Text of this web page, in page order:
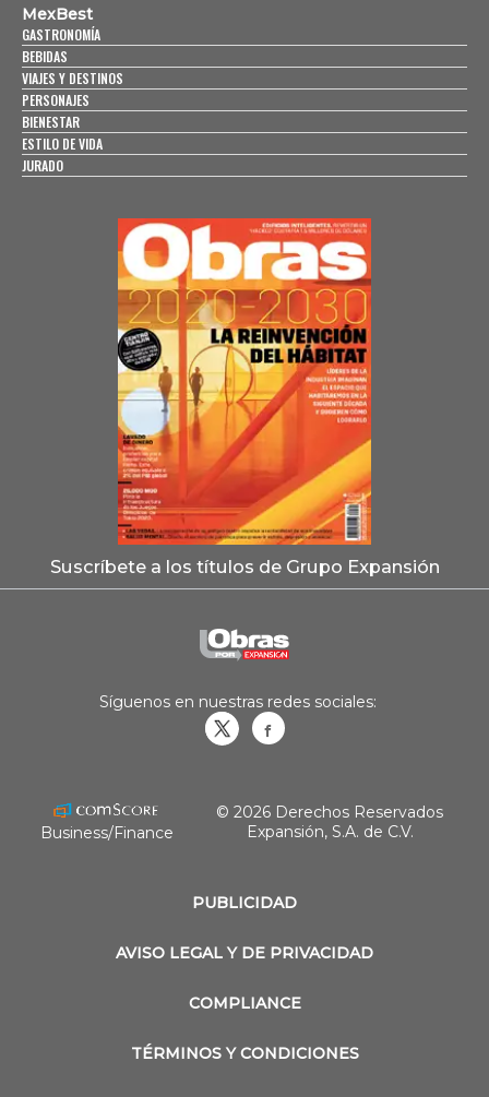
MexBest
GASTRONOMÍA
BEBIDAS
VIAJES Y DESTINOS
PERSONAJES
BIENESTAR
ESTILO DE VIDA
JURADO
Suscríbete a los títulos de Grupo Expansión
PUBLICIDAD
AVISO LEGAL Y DE PRIVACIDAD
COMPLIANCE
TÉRMINOS Y CONDICIONES
Síguenos en nuestras redes sociales:
Business/Finance
© 2026 Derechos Reservados
Expansión, S.A. de C.V.